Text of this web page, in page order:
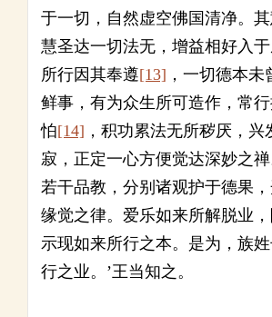
于一切，自然虚空佛国清净。
慧圣达一切法无，增益相好入
所行因其奉遵[13] ，一切德本
鲜事，有为众生所可造作，常
怕[14] ，积功累法无所秽厌，兴
寂，正定一心方便觉达深妙之
若干品教，分别诸观护于德果，
缘觉之律。爱乐如来所解脱业，
示现如来所行之本。是为，族
行之业。’王当知之。